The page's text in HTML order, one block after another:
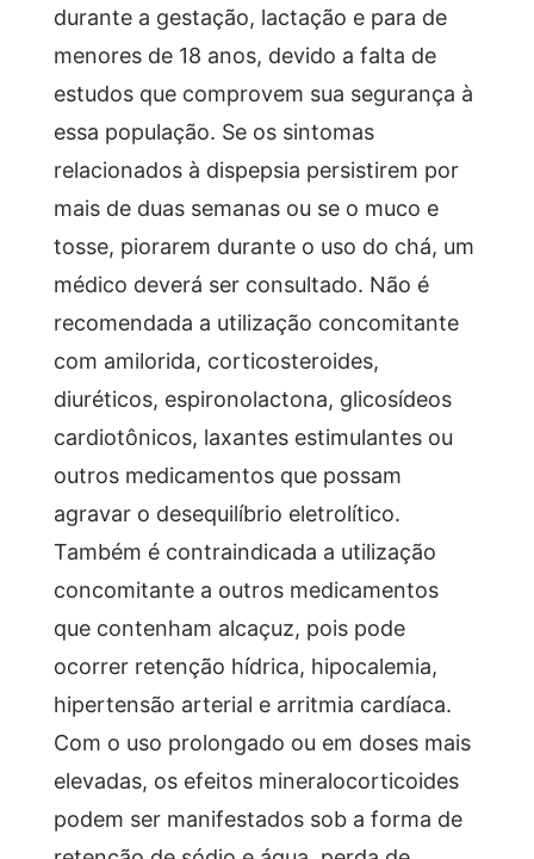
durante a gestação, lactação e para de
menores de 18 anos, devido a falta de
estudos que comprovem sua segurança à
essa população. Se os sintomas
relacionados à dispepsia persistirem por
mais de duas semanas ou se o muco e
tosse, piorarem durante o uso do chá, um
médico deverá ser consultado. Não é
recomendada a utilização concomitante
com amilorida, corticosteroides,
diuréticos, espironolactona, glicosídeos
cardiotônicos, laxantes estimulantes ou
outros medicamentos que possam
agravar o desequilíbrio eletrolítico.
Também é contraindicada a utilização
concomitante a outros medicamentos
que contenham alcaçuz, pois pode
ocorrer retenção hídrica, hipocalemia,
hipertensão arterial e arritmia cardíaca.
Com o uso prolongado ou em doses mais
elevadas, os efeitos mineralocorticoides
podem ser manifestados sob a forma de